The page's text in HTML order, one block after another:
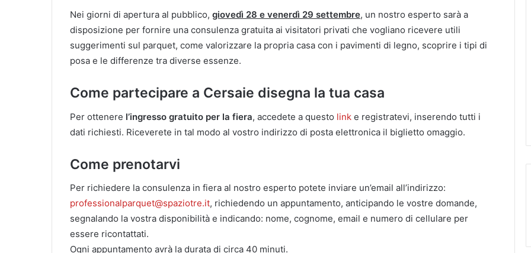
Nei giorni di apertura al pubblico, giovedì 28 e venerdì 29 settembre, un nostro esperto sarà a
disposizione per fornire una consulenza gratuita ai visitatori privati che vogliano ricevere utili
suggerimenti sul parquet, come valorizzare la propria casa con i pavimenti di legno, scoprire i tipi di
posa e le differenze tra diverse essenze.
Come partecipare a Cersaie disegna la tua casa
Per ottenere l’ingresso gratuito per la fiera, accedete a questo link e registratevi, inserendo tutti i
dati richiesti. Riceverete in tal modo al vostro indirizzo di posta elettronica il biglietto omaggio.
Come prenotarvi
Per richiedere la consulenza in fiera al nostro esperto potete inviare un’email all’indirizzo:
professionalparquet@spaziotre.it, richiedendo un appuntamento, anticipando le vostre domande,
segnalando la vostra disponibilità e indicando: nome, cognome, email e numero di cellulare per
essere ricontattati.
Ogni appuntamento avrà la durata di circa 40 minuti.